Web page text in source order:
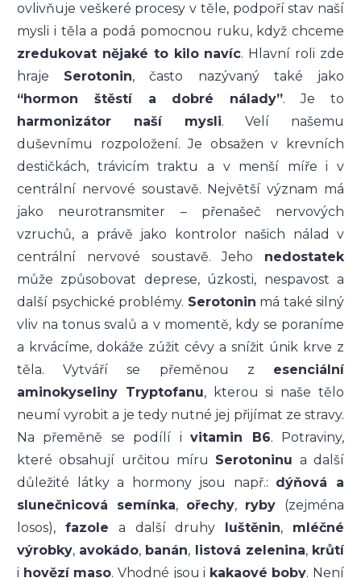
ovlivňuje veškeré procesy v těle, podpoří stav naší
mysli i těla a podá pomocnou ruku, když chceme
zredukovat nějaké to kilo navíc. Hlavní roli zde
hraje Serotonin, často nazývaný také jako
“hormon štěstí a dobré nálady”. Je to
harmonizátor naší mysli. Velí našemu
duševnímu rozpoložení. Je obsažen v krevních
destičkách, trávicím traktu a v menší míře i v
centrální nervové soustavě. Největší význam má
jako neurotransmiter – přenašeč nervových
vzruchů, a právě jako kontrolor našich nálad v
centrální nervové soustavě. Jeho nedostatek
může způsobovat deprese, úzkosti, nespavost a
další psychické problémy. Serotonin má také silný
vliv na tonus svalů a v momentě, kdy se poraníme
a krvácíme, dokáže zúžit cévy a snížit únik krve z
těla. Vytváří se přeměnou z esenciální
aminokyseliny Tryptofanu, kterou si naše tělo
neumí vyrobit a je tedy nutné jej přijímat ze stravy.
Na přeměně se podílí ivitamin B6. Potraviny,
které obsahují určitou míru Serotoninu a další
důležité látky a hormony jsou např.: dýňová a
slunečnicová semínka, ořechy, ryby (zejména
losos), fazole a další druhy luštěnin, mléčné
výrobky, avokádo, banán, listová zelenina, krůtí
i hovězí maso. Vhodné jsou i kakaové boby. Není